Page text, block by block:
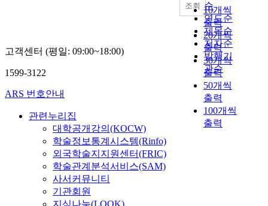
순
연도순
제목순
저자순
발행기
관순
10개씩
출력
20개씩
출력
30개씩
출력
50개씩
출력
100개씩
출력
조회
고객센터 (평일: 09:00~18:00)
1599-3122
ARS 번호안내
관련누리집
대학공개강의(KOCW)
학술정보통계시스템(Rinfo)
외국학술지지원센터(FRIC)
학술관계분석서비스(SAM)
사서커뮤니티
기관회원